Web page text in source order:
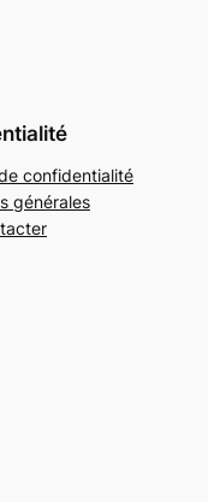
confidentialité
générales